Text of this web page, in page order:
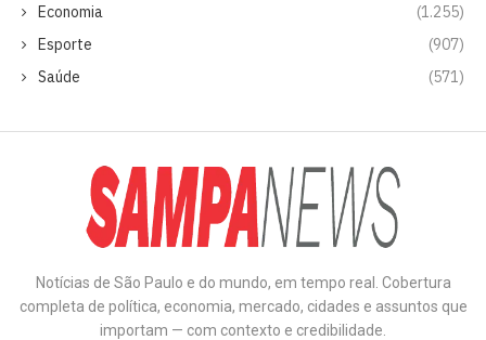
Economia
(1.255)
Esporte
(907)
Saúde
(571)
Notícias de São Paulo e do mundo, em tempo real. Cobertura
completa de política, economia, mercado, cidades e assuntos que
importam — com contexto e credibilidade.